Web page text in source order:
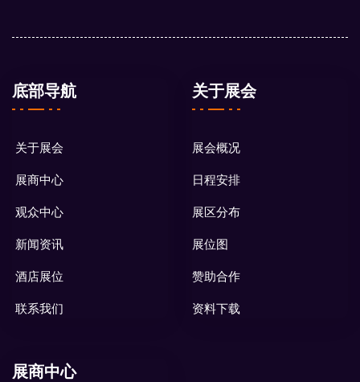
底部导航
关于展会
展商中心
观众中心
新闻资讯
酒店展位
联系我们
关于展会
展会概况
日程安排
展区分布
展位图
赞助合作
资料下载
展商中心